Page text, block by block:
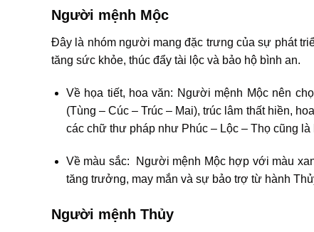
Người mệnh Mộc
Đây là nhóm người mang đặc trưng của sự phát
tăng sức khỏe, thúc đẩy tài lộc và bảo hộ bình an.
Về họa tiết, hoa văn: Người mệnh Mộc nên
(Tùng – Cúc – Trúc – Mai), trúc lâm thất hiền,
các chữ thư pháp như Phúc – Lộc – Thọ cũng
Về màu sắc: Người mệnh Mộc hợp với màu
tăng trưởng, may mắn và sự bảo trợ từ hành
Người mệnh Thủy